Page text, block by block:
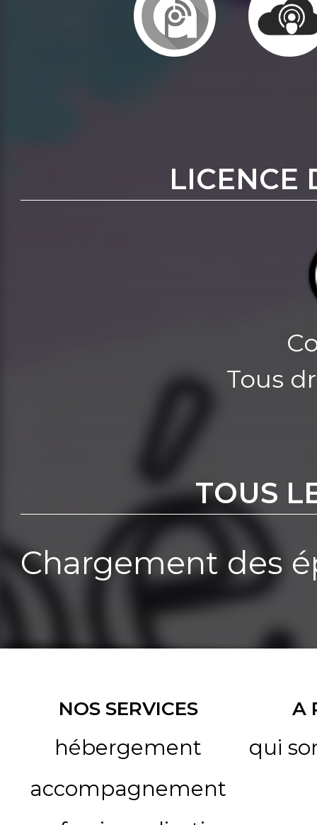
LICENCE
Tous
TOUS
Chargement des
NOS SERVICES
hébergement
accompagnement
A
qui